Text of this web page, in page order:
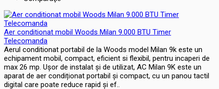
Aer conditionat mobil Woods Milan 9.000 BTU Timer
Telecomanda
Aerul conditionat portabil de la Woods model Milan 9k este un
echipament mobil, compact, eficient si flexibil, pentru incaperi de
max 26 mp. Ușor de instalat și de utilizat, AC Milan 9K este un
aparat de aer condiționat portabil și compact, cu un panou tactil
digital care poate reduce rapid și ef..